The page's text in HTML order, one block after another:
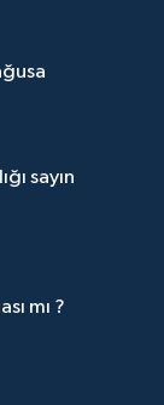
sayın
mı ?